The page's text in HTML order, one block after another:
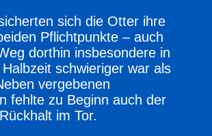
sich die Otter ihre
Pflichtpunkte – auch
dorthin insbesondere in
schwieriger war als
vergebenen
fehlte zu Beginn auch der
im Tor.